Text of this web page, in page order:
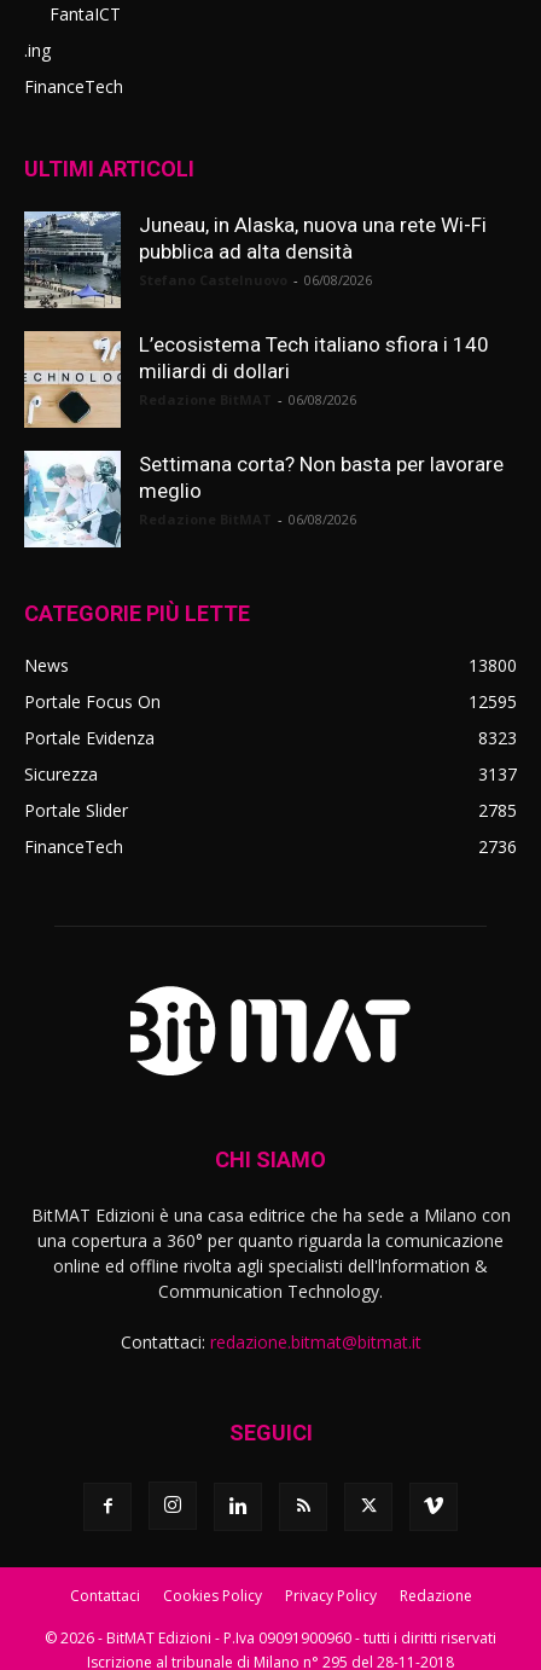
FantaICT
.ing
FinanceTech
ULTIMI ARTICOLI
Juneau, in Alaska, nuova una rete Wi-Fi
pubblica ad alta densità
- 06/08/2026
L’ecosistema Tech italiano sfiora i 140
miliardi di dollari
- 06/08/2026
Settimana corta? Non basta per lavorare
meglio
- 06/08/2026
CATEGORIE PIÙ LETTE
News
13800
Portale Focus On
12595
Portale Evidenza
8323
Sicurezza
3137
Portale Slider
2785
FinanceTech
2736
CHI SIAMO
BitMAT Edizioni è una casa editrice che ha sede a Milano con
una copertura a 360° per quanto riguarda la comunicazione
online ed offline rivolta agli specialisti dell'lnformation &
Communication Technology.
Contattaci: redazione.bitmat@bitmat.it
SEGUICI
Contattaci Cookies Policy Privacy Policy Redazione
© 2026 - BitMAT Edizioni - P.Iva 09091900960 - tutti i diritti riservati
Iscrizione al tribunale di Milano n° 295 del 28-11-2018